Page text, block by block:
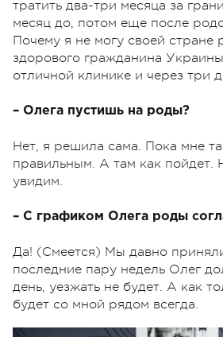
тратить два-три месяца за
месяц до, потом еще после
Почему я не могу своей стране
здорового гражданина
отличной клинике и через три
– Олега пустишь на роды?
Нет, я решила сама. Пока мне
правильным. А там как пойдет.
увидим.
– С графиком Олега роды
Да! (Смеется) Мы давно
последние пару недель Олег
день, уезжать не будет. А как
будет со мной рядом всегда.